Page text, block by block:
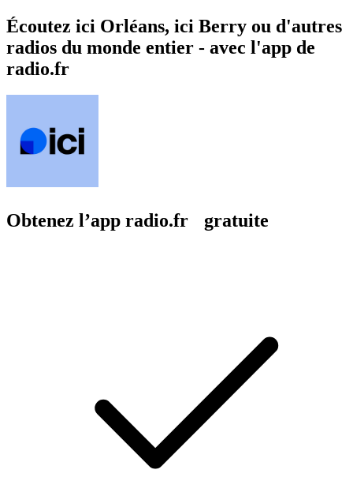
Écoutez ici Orléans, ici Berry ou d'autres
radios du monde entier - avec l'app de
radio.fr
Obtenez l’app radio.fr gratuite